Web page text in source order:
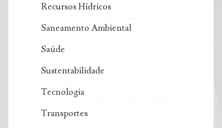
Recursos Hídricos
Saneamento Ambiental
Saúde
Sustentabilidade
Tecnologia
Transportes